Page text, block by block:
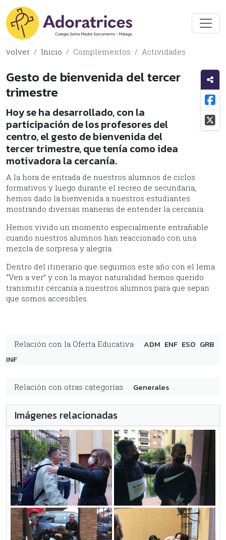
volver Inicio Complementos Actividades
Gesto de bienvenida del tercer
trimestre
Hoy se ha desarrollado, con la
participación de los profesores del
centro, el gesto de bienvenida del
tercer trimestre, que tenía como idea
motivadora la cercanía.
A la hora de entrada de nuestros alumnos de ciclos
formativos y luego durante el recreo de secundaria,
hemos dado la bienvenida a nuestros estudiantes
mostrando diversas maneras de entender la cercanía.
Hemos vivido un momento especialmente entrañable
cuando nuestros alumnos han reaccionado con una
mezcla de sorpresa y alegría.
Dentro del itinerario que seguimos este año con el lema
“Ven a ver” y con la mayor naturalidad hemos querido
transmitir cercanía a nuestros alumnos para que sepan
que somos accesibles.
Relación con la Oferta Educativa ADM ENF ESO GRB
INF
Relación con otras categorías Generales
Imágenes relacionadas